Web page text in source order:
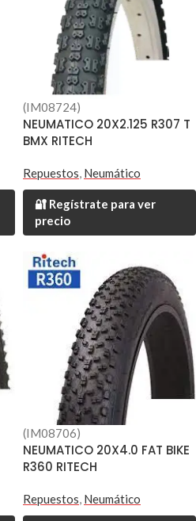
(IM08724)
NEUMATICO 20X2.125 R307 T
BMX RITECH
Repuestos, Neumático
🔐 Regístrate para ver
precio
(IM08706)
NEUMATICO 20X4.0 FAT BIKE
R360 RITECH
Repuestos, Neumático